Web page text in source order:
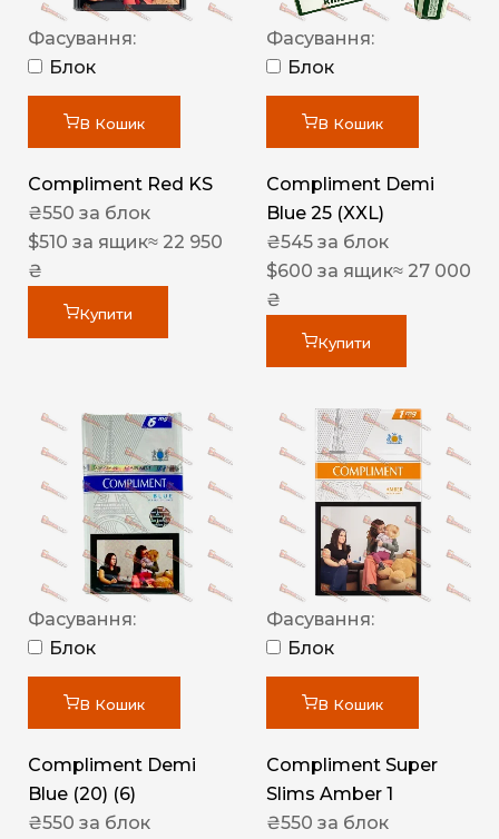
Фасування:
Блок
В Кошик
Compliment Red KS
₴550 за блок
$510 за ящик≈ 22 950
₴
Купити
Фасування:
Блок
В Кошик
Compliment Demi
Blue 25 (XXL)
₴545 за блок
$600 за ящик≈ 27 000
₴
Купити
Фасування:
Блок
В Кошик
Compliment Demi
Blue (20) (6)
₴550 за блок
Фасування:
Блок
В Кошик
Compliment Super
Slims Amber 1
₴550 за блок